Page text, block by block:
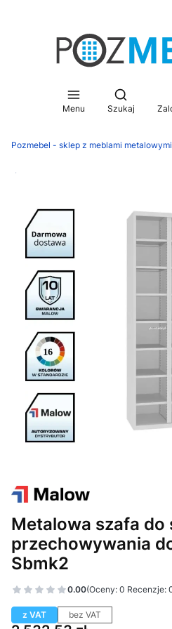
Menu
Otwórz
Szukaj
Pozmebel - sklep z meblami metalowymi
Darmowa dostawa
Metalowa szafa
przechowywania
Sbmk2
0.00(Oceny: 0 Recenzje:
z VAT bez VAT